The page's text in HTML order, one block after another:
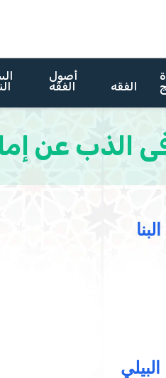
الفقه
أصول
الفقه
فى الذب عن